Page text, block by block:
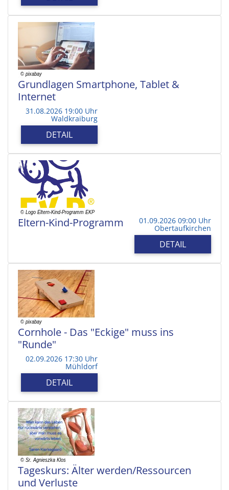
Grundlagen Smartphone, Tablet &
Internet
31.08.2026 19:00 Uhr
Waldkraiburg
DETAIL
Eltern-Kind-Programm 01.09.2026 09:00 Uhr
Obertaufkirchen
DETAIL
Cornhole - Das "Eckige" muss ins
"Runde"
02.09.2026 17:30 Uhr
Mühldorf
DETAIL
Tageskurs: Älter werden/Ressourcen
und Verluste